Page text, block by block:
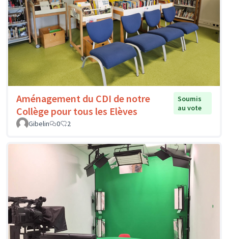
Aménagement du CDI de notre
Collège pour tous les Elèves
Soumis
au vote
Gibelin
0 2